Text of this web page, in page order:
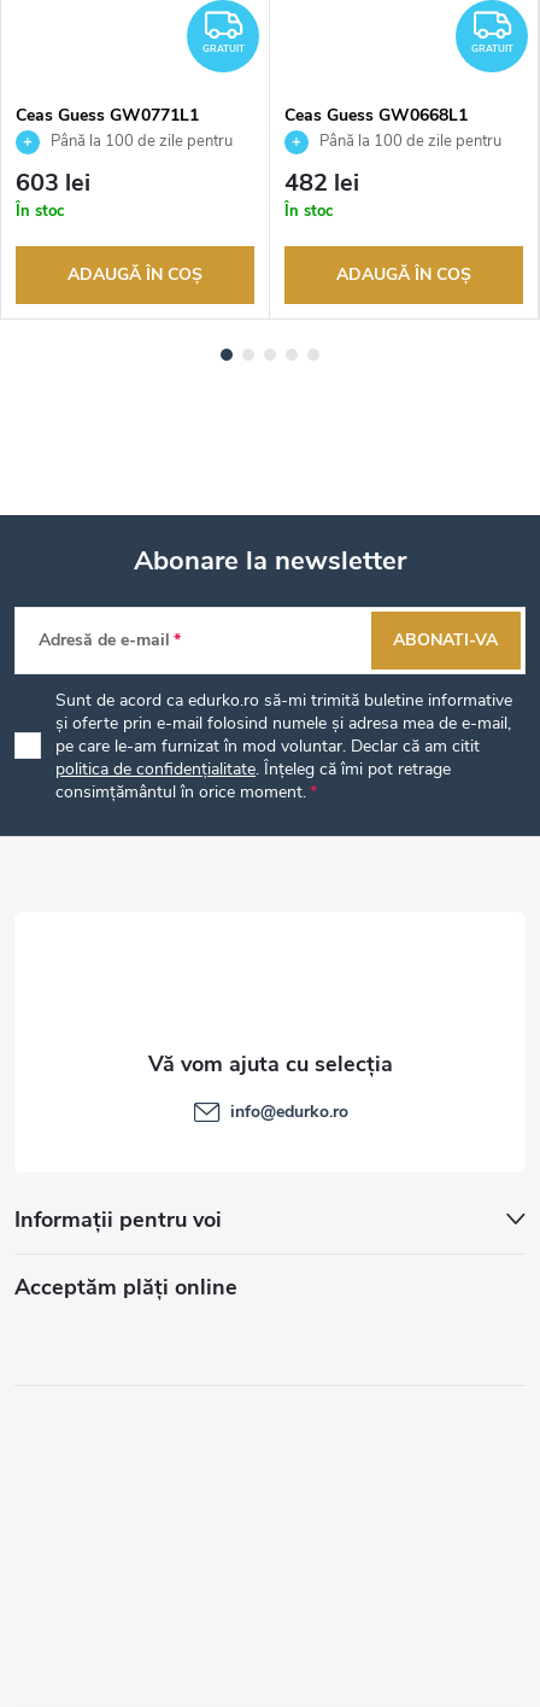
GRATUIT
GRATUIT
Ceas Guess GW0771L1
Până la 100 de zile pentru
returnarea bunurilor. Vânzător
autorizat
603 lei
În stoc
ADAUGĂ ÎN COŞ
GRATUIT
Ceas Guess GW0668L1
Până la 100 de zile pentru
returnarea bunurilor. Vânzător
autorizat
482 lei
În stoc
ADAUGĂ ÎN COŞ
S
u
b
o
Abonare la newsletter
Adresă de e-mail
Sunt de acord ca edurko.ro să-mi trimită buletine informative
și oferte prin e-mail folosind numele și adresa mea de e-mail,
pe care le-am furnizat în mod voluntar. Declar că am citit
politica de confidențialitate. Înțeleg că îmi pot retrage
consimțământul în orice moment.
ABONATI-VA
Informații pentru voi
Acceptăm plăţi online
info@edurko.ro